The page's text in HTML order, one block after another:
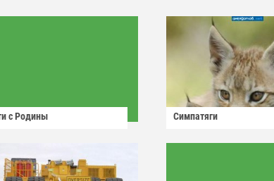
с Родины Симпатяги